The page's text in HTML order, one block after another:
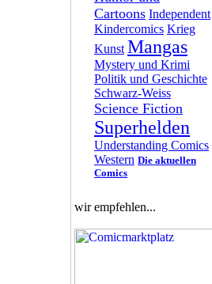
Cartoons Independent
Kindercomics Krieg
Kunst Mangas
Mystery und Krimi
Politik und Geschichte
Schwarz-Weiss
Science Fiction
Superhelden
Understanding Comics
Western Die aktuellen
Comics
wir empfehlen...